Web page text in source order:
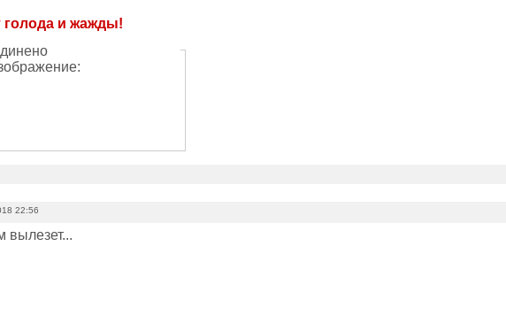
голода и жажды!
22:56
вылезет...